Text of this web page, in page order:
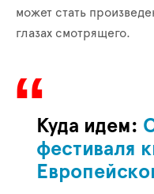
может стать
глазах смотрящего.
Куда идем:
фестиваля